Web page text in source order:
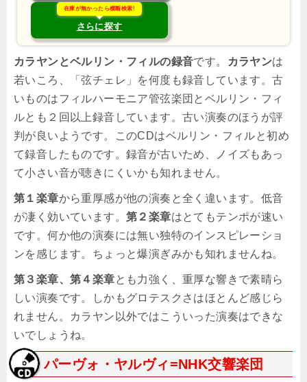
在庫が無かったら横断検索!
さらに探す
カラヤンとベルリン・フィルの録音です。 カラヤンは
若いころ、「弦チェレ」を何度も録音しています。古
いものはフィルハーモニア管弦楽団とベルリン・フィ
ルとも２回以上録音しています。古い演奏のほうが評
判が良いようです。このCDはベルリン・フィルと初め
て録音したものです。録音が古いため、ノイズもあっ
て小さい音が聴きにくいかも知れません。
第１楽章から重厚感が他の演奏と全く違います。低音
が凄く効いています。 第２楽章はとてもテンポが速い
です。何か他の演奏には無い独特のインスピレーショ
ンを感じます。ちょっと爆演ぎみかも知れませんね。
第３楽章、第４楽章とも力強く、重厚な響きで素晴ら
しい演奏です。しかもグロテスクさはほとんど感じら
れません。カラヤン以外ではこういった演奏はできな
いでしょうね。
パーヴォ・ヤルヴィ=NHK交響楽団